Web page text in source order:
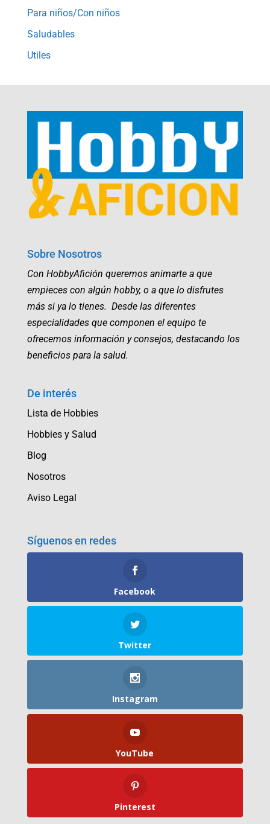
Para niños/Con niños
Saludables
Utiles
Sobre Nosotros
Con HobbyAfición queremos animarte a que
empieces con algún hobby, o a que lo disfrutes
más si ya lo tienes. Desde las diferentes
especialidades que componen el equipo te
ofrecemos información y consejos, destacando los
beneficios para la salud.
De interés
Lista de Hobbies
Hobbies y Salud
Blog
Nosotros
Aviso Legal
Síguenos en redes
Facebook
Twitter
Instagram
YouTube
Pinterest